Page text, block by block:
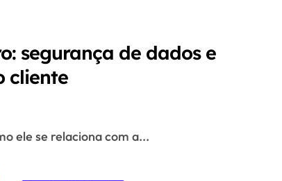
segurança de dados e
cliente
ele se relaciona com a...